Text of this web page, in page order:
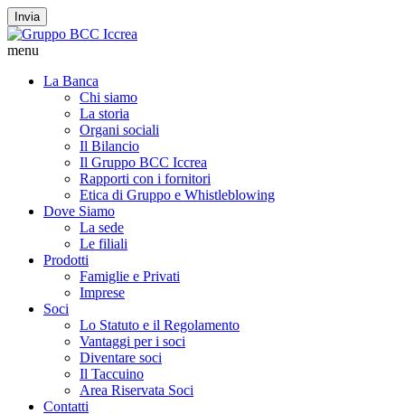
Invia
menu
La Banca
Chi siamo
La storia
Organi sociali
Il Bilancio
Il Gruppo BCC Iccrea
Rapporti con i fornitori
Etica di Gruppo e Whistleblowing
Dove Siamo
La sede
Le filiali
Prodotti
Famiglie e Privati
Imprese
Soci
Lo Statuto e il Regolamento
Vantaggi per i soci
Diventare soci
Il Taccuino
Area Riservata Soci
Contatti